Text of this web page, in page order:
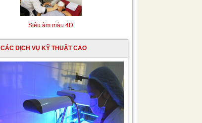
Siêu âm màu 4D
CÁC DỊCH VỤ KỸ THUẬT CAO